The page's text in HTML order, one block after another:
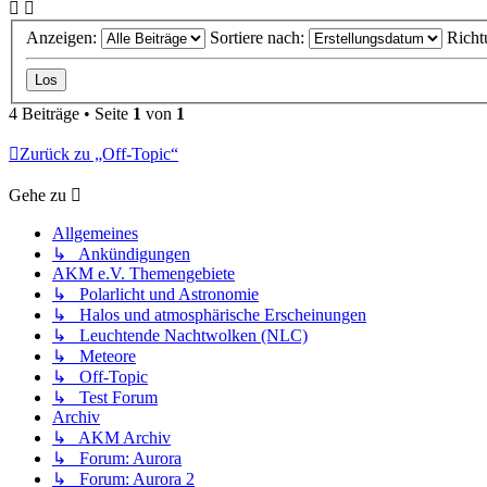
Anzeigen: Sortiere nach:
4 Beiträge • Seite 1 von 1
Zurück zu „Off-Topic“
Gehe zu
Allgemeines
↳ Ankündigungen
AKM e.V. Themengebiete
↳ Polarlicht und Astronomie
↳ Halos und atmosphärische Erscheinungen
↳ Leuchtende Nachtwolken (NLC)
↳ Meteore
↳ Off-Topic
↳ Test Forum
Archiv
↳ AKM Archiv
↳ Forum: Aurora
↳ Forum: Aurora 2